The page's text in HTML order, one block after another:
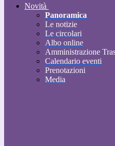
Novità
Panoramica
Le notizie
Le circolari
Albo online
Amministrazione
Calendario eventi
Prenotazioni
Media